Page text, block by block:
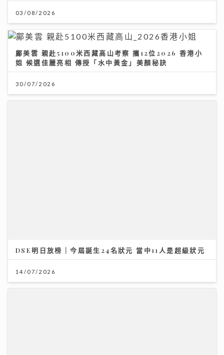
03/08/2026
鄺美雲 親赴5100米西藏高山考察 攜12位2026 香港小
姐 候選佳麗亮相 傳授「水中黃金」美顏秘訣
30/07/2026
DSE明日放榜｜今屆誕生24名狀元 當中11人是超級狀元
14/07/2026